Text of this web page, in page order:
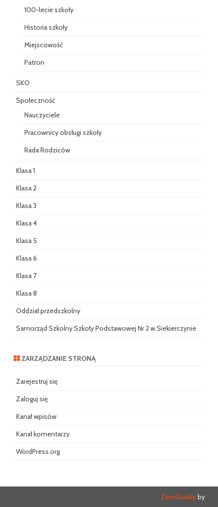
100-lecie szkoły
Historia szkoły
Miejscowość
Patron
SKO
Społeczność
Nauczyciele
Pracownicy obsługi szkoły
Rada Rodziców
Klasa 1
Klasa 2
Klasa 3
Klasa 4
Klasa 5
Klasa 6
Klasa 7
Klasa 8
Oddział przedszkolny
Samorząd Szkolny Szkoły Podstawowej Nr 2 w Siekierczynie
ZARZĄDZANIE STRONĄ
Zarejestruj się
Zaloguj się
Kanał wpisów
Kanał komentarzy
WordPress.org
ZeroGravityby